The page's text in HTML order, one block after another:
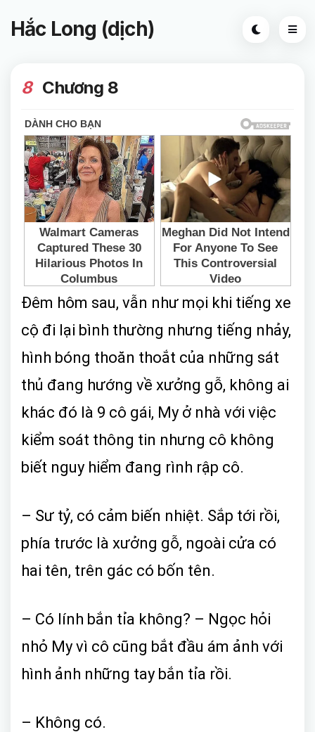
Hắc Long (dịch)
8 Chương 8
Đêm hôm sau, vẫn như mọi khi tiếng xe
cộ đi lại bình thường nhưng tiếng nhảy,
hình bóng thoăn thoắt của những sát
thủ đang hướng về xưởng gỗ, không ai
khác đó là 9 cô gái, My ở nhà với việc
kiểm soát thông tin nhưng cô không
biết nguy hiểm đang rình rập cô.
– Sư tỷ, có cảm biến nhiệt. Sắp tới rồi,
phía trước là xưởng gỗ, ngoài cửa có
hai tên, trên gác có bốn tên.
– Có lính bắn tỉa không? – Ngọc hỏi
nhỏ My vì cô cũng bắt đầu ám ảnh với
hình ảnh những tay bắn tỉa rồi.
– Không có.